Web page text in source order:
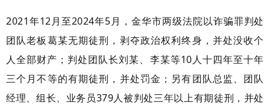
2021年12月至2024年5月，金华市两级法院以诈骗罪判处
团队老板葛某无期徒刑，剥夺政治权利终身，并处没收个
人全部财产；判处团队长刘某、李某等10人十四年至十年
三个月不等的有期徒刑，并处罚金；另有团队总监、团队
经理、组长、业务员379人被判处三年以上有期徒刑，并处